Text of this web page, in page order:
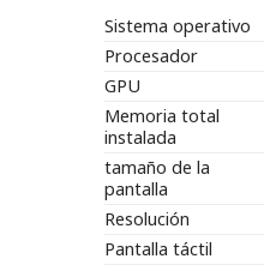
Sistema operativo
Procesador
GPU
Memoria total
instalada
tamaño de la
pantalla
Resolución
Pantalla táctil